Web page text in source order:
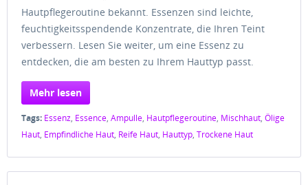
Hautpflegeroutine bekannt. Essenzen sind leichte,
feuchtigkeitsspendende Konzentrate, die Ihren Teint
verbessern. Lesen Sie weiter, um eine Essenz zu
entdecken, die am besten zu Ihrem Hauttyp passt.
Mehr lesen
Tags: Essenz, Essence, Ampulle, Hautpflegeroutine, Mischhaut, Ölige
Haut, Empfindliche Haut, Reife Haut, Hauttyp, Trockene Haut